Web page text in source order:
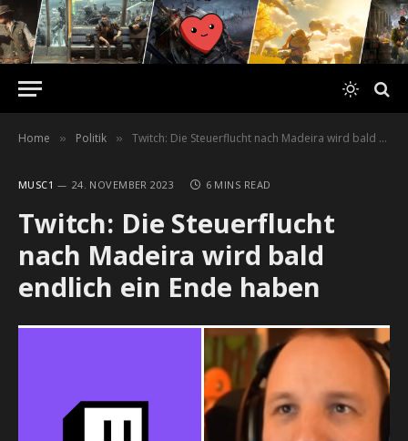
Home » Politik » Twitch: Die Steuerflucht nach Madeira wird bald endlich ein Ende haben
MUSC1 24. NOVEMBER 2023 6 MINS READ
Twitch: Die Steuerflucht
nach Madeira wird bald
endlich ein Ende haben